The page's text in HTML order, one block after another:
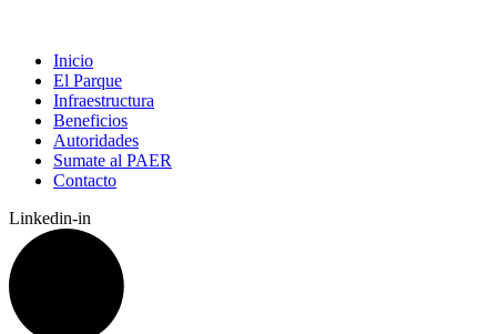
Inicio
El Parque
Infraestructura
Beneficios
Autoridades
Sumate al PAER
Contacto
Linkedin-in